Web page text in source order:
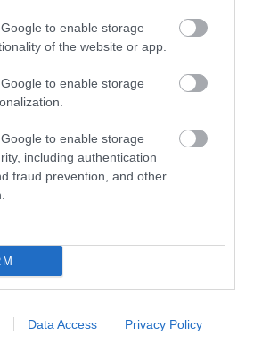
to enable storage
of the website or app.
to enable storage
to enable storage
including authentication
fraud prevention, and other
Data Access Privacy Policy